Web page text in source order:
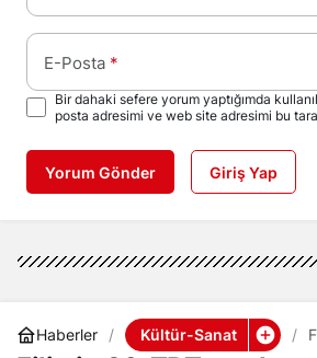
E-Posta *
Bir dahaki sefere yorum yaptığımda
posta adresimi ve web site adresimi bu
Yorum Gönder Giriş Yap
Haberler Kültür-Sanat